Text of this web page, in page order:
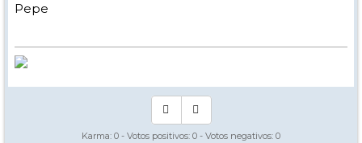
Pepe
Karma: 0 - Votos positivos: 0 - Votos negativos: 0